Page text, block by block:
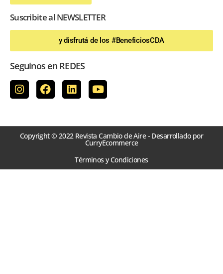
Suscribite al NEWSLETTER
y disfrutá de los #BeneficiosCDA
Seguinos en REDES
Copyright © 2022 Revista Cambio de Aire - Desarrollado por
CurryEcommerce
Términos y Condiciones